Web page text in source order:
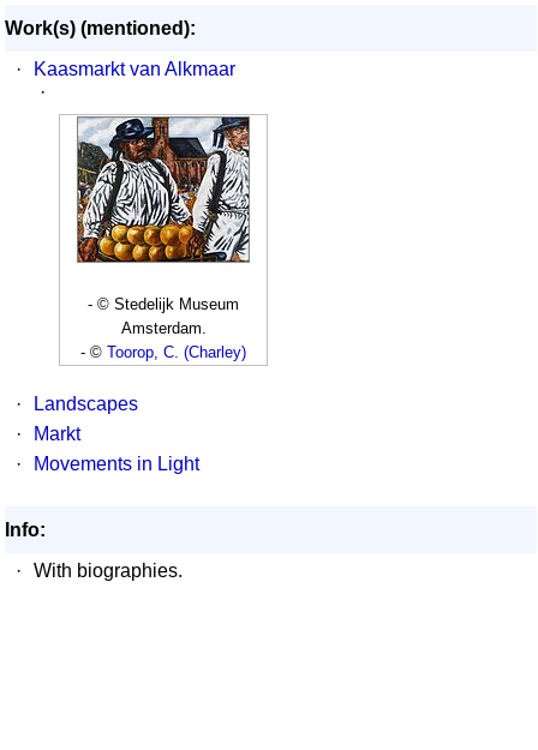
Work(s) (mentioned):
·
Kaasmarkt van Alkmaar
·
- © Stedelijk Museum
Amsterdam.
- © Toorop, C. (Charley)
·
Landscapes
·
Markt
·
Movements in Light
Info:
·
With biographies.